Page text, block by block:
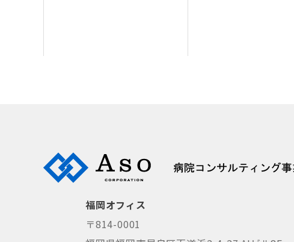
福岡オフィス
〒814-0001